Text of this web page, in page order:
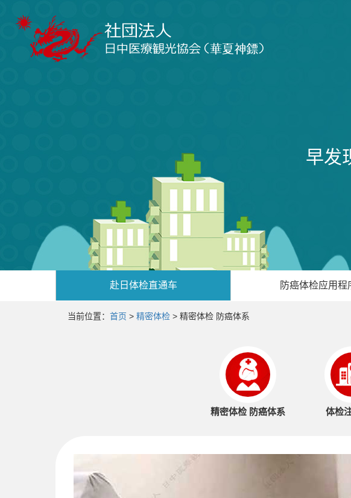
早发
赴日 体检直通车 防癌体检应用程
当前位置： 首页 > 精密体检 > 精密体检 防癌体系
精密体检 防癌体系 体检